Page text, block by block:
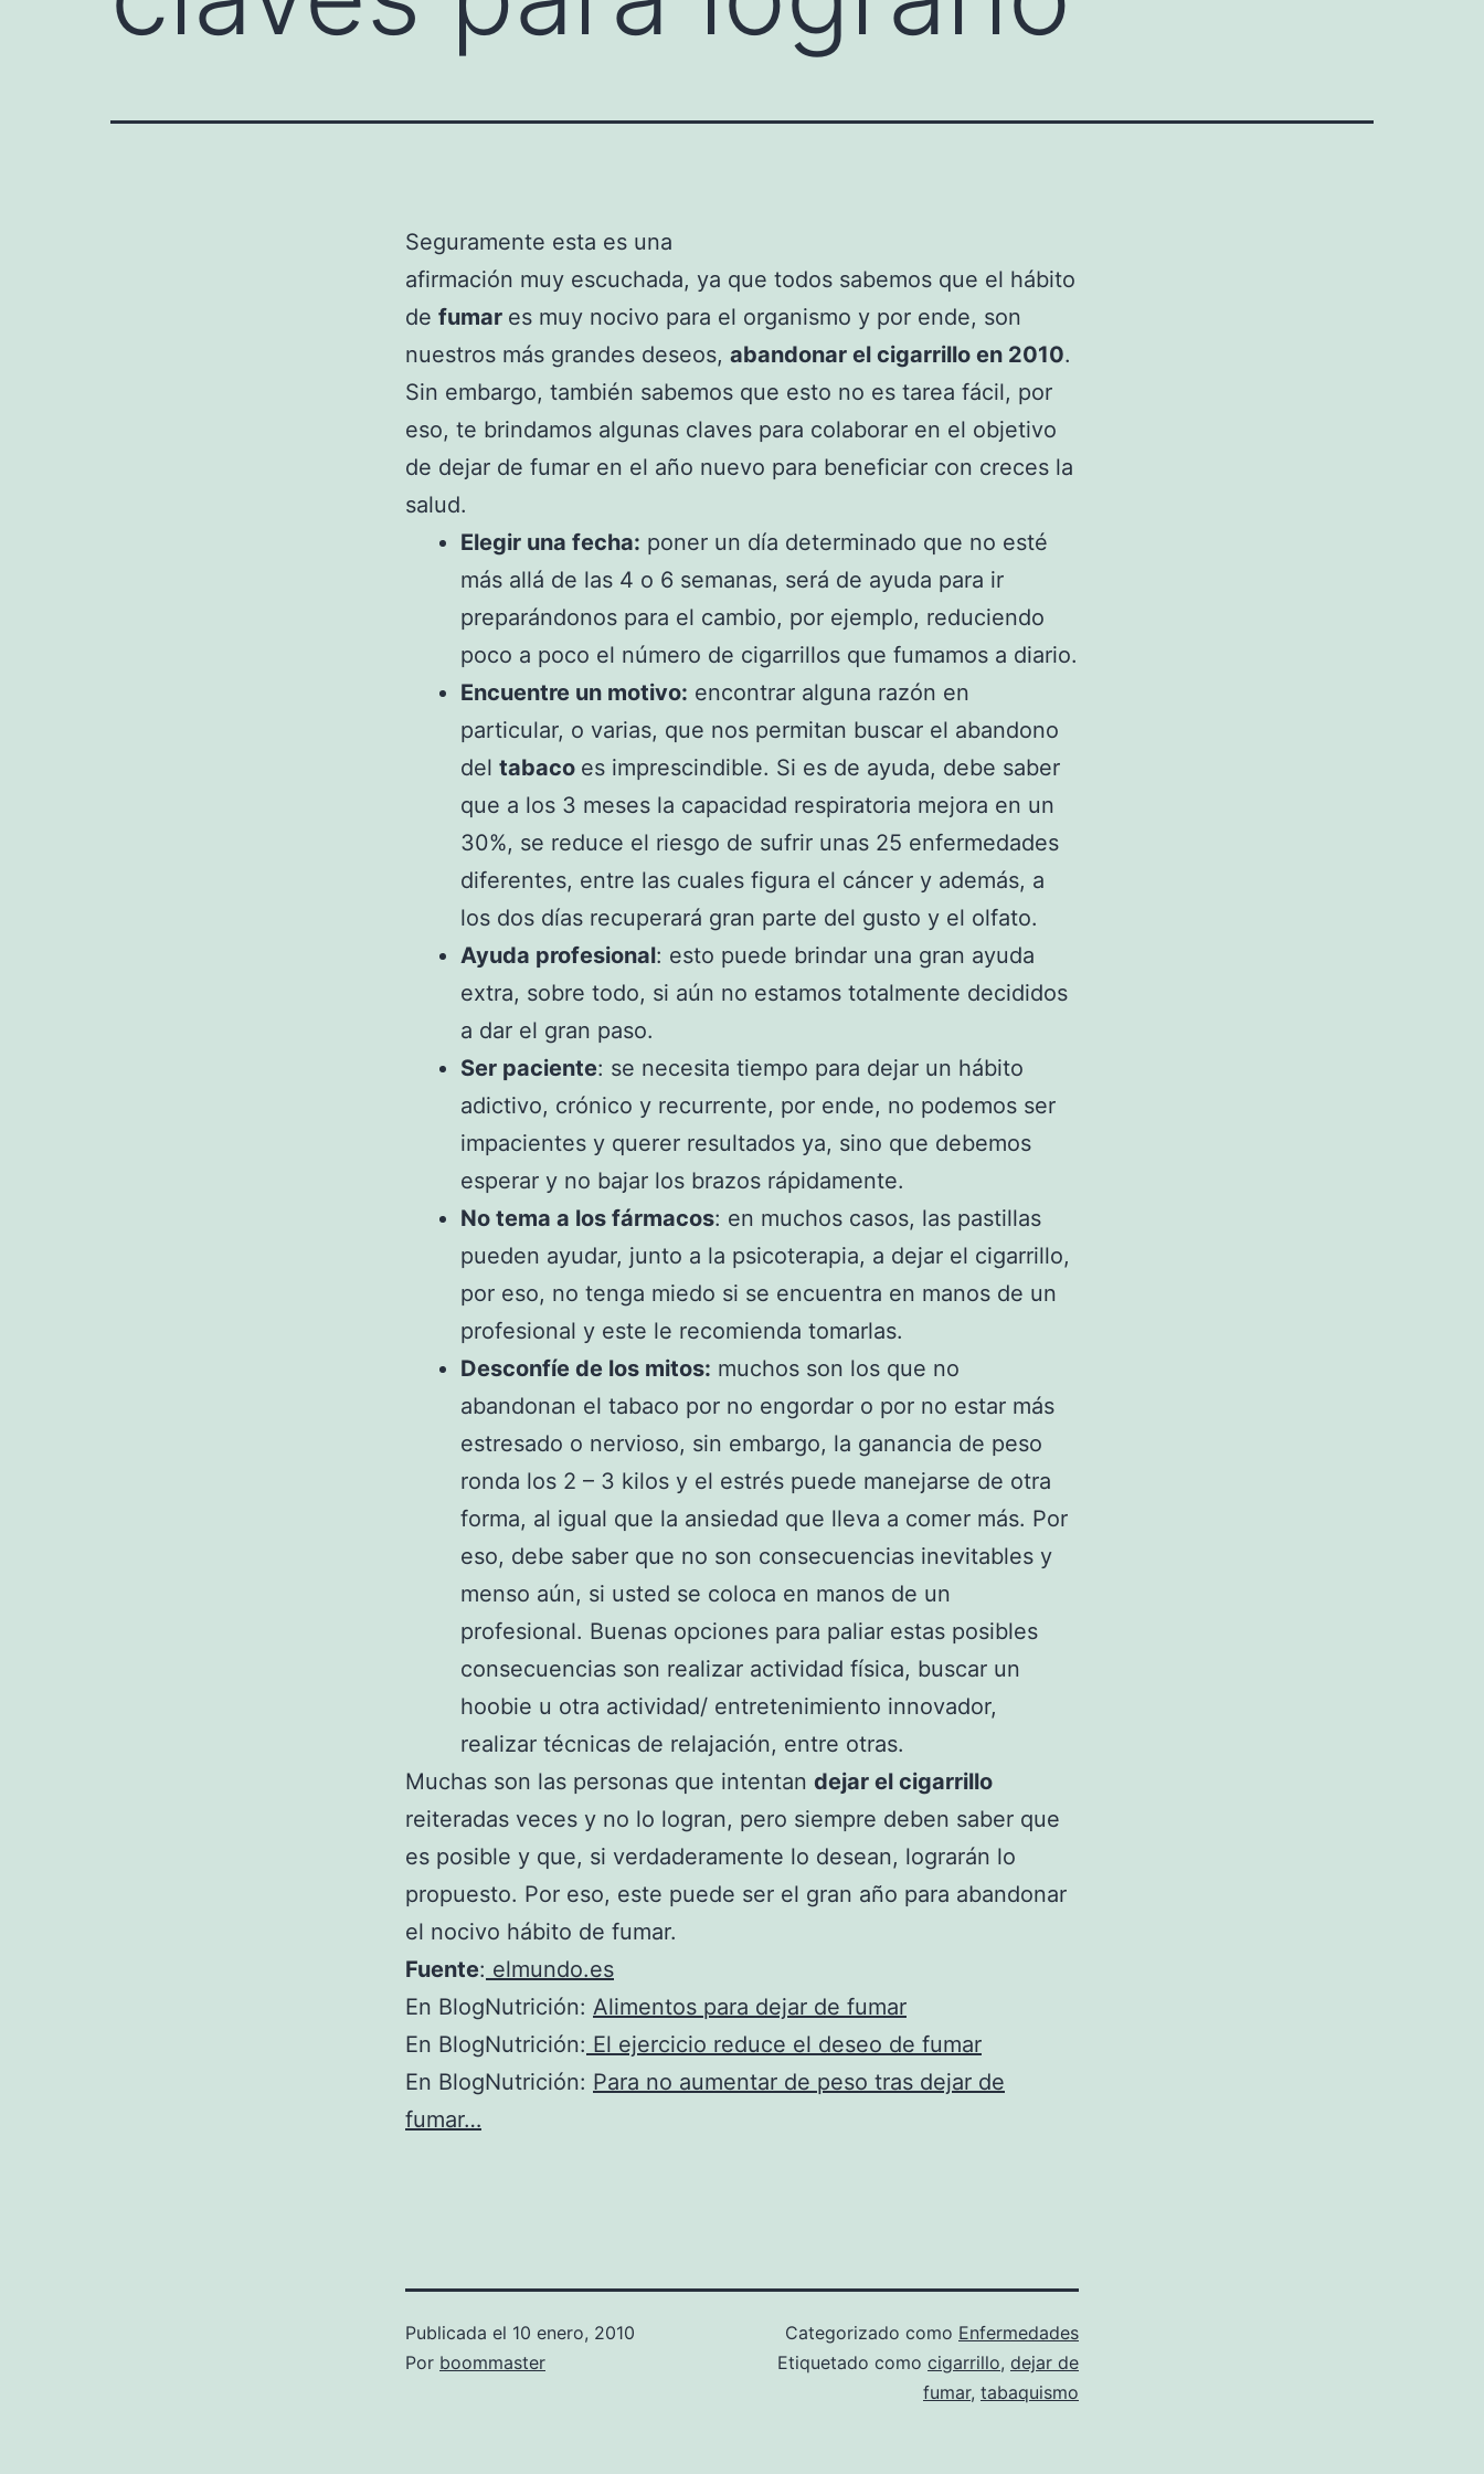
Seguramente esta es una
afirmación muy escuchada, ya que todos sabemos que el hábito
de fumar es muy nocivo para el organismo y por ende, son
nuestros más grandes deseos, abandonar el cigarrillo en 2010.
Sin embargo, también sabemos que esto no es tarea fácil, por
eso, te brindamos algunas claves para colaborar en el objetivo
de dejar de fumar en el año nuevo para beneficiar con creces la
salud.
Elegir una fecha: poner un día determinado que no esté
más allá de las 4 o 6 semanas, será de ayuda para ir
preparándonos para el cambio, por ejemplo, reduciendo
poco a poco el número de cigarrillos que fumamos a diario.
Encuentre un motivo: encontrar alguna razón en
particular, o varias, que nos permitan buscar el abandono
del tabaco es imprescindible. Si es de ayuda, debe saber
que a los 3 meses la capacidad respiratoria mejora en un
30%, se reduce el riesgo de sufrir unas 25 enfermedades
diferentes, entre las cuales figura el cáncer y además, a
los dos días recuperará gran parte del gusto y el olfato.
Ayuda profesional: esto puede brindar una gran ayuda
extra, sobre todo, si aún no estamos totalmente decididos
a dar el gran paso.
Ser paciente: se necesita tiempo para dejar un hábito
adictivo, crónico y recurrente, por ende, no podemos ser
impacientes y querer resultados ya, sino que debemos
esperar y no bajar los brazos rápidamente.
No tema a los fármacos: en muchos casos, las pastillas
pueden ayudar, junto a la psicoterapia, a dejar el cigarrillo,
por eso, no tenga miedo si se encuentra en manos de un
profesional y este le recomienda tomarlas.
Desconfíe de los mitos: muchos son los que no
abandonan el tabaco por no engordar o por no estar más
estresado o nervioso, sin embargo, la ganancia de peso
ronda los 2 – 3 kilos y el estrés puede manejarse de otra
forma, al igual que la ansiedad que lleva a comer más. Por
eso, debe saber que no son consecuencias inevitables y
menso aún, si usted se coloca en manos de un
profesional. Buenas opciones para paliar estas posibles
consecuencias son realizar actividad física, buscar un
hoobie u otra actividad/ entretenimiento innovador,
realizar técnicas de relajación, entre otras.
Muchas son las personas que intentan dejar el cigarrillo
reiteradas veces y no lo logran, pero siempre deben saber que
es posible y que, si verdaderamente lo desean, lograrán lo
propuesto. Por eso, este puede ser el gran año para abandonar
el nocivo hábito de fumar.
Fuente: elmundo.es
En BlogNutrición: Alimentos para dejar de fumar
En BlogNutrición: El ejercicio reduce el deseo de fumar
En BlogNutrición: Para no aumentar de peso tras dejar de
fumar…
Publicada el 10 enero, 2010
Por boommaster
Categorizado como Enfermedades
Etiquetado como cigarrillo, dejar de
fumar, tabaquismo